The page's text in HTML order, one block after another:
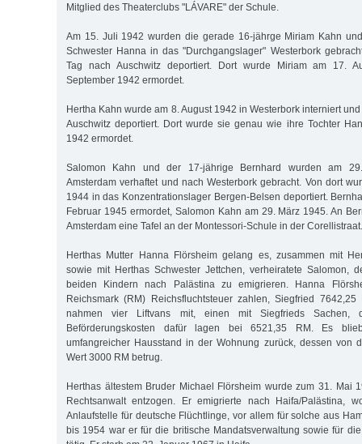
Mitglied des Theaterclubs "LÁVARE" der Schule.
Am 15. Juli 1942 wurden die gerade 16-jährge Miriam Kahn
Schwester Hanna in das "Durchgangslager" Westerbork
Tag nach Auschwitz deportiert. Dort wurde Miriam am 17.
September 1942 ermordet.
Hertha Kahn wurde am 8. August 1942 in Westerbork interniert
Auschwitz deportiert. Dort wurde sie genau wie ihre Tochter
1942 ermordet.
Salomon Kahn und der 17-jährige Bernhard wurden am
Amsterdam verhaftet und nach Westerbork gebracht. Von dort
1944 in das Konzentrationslager Bergen-Belsen deportiert.
Februar 1945 ermordet, Salomon Kahn am 29. März 1945. An
Amsterdam eine Tafel an der Montessori-Schule in der Corellistraat.
Herthas Mutter Hanna Flörsheim gelang es, zusammen mit
sowie mit Herthas Schwester Jettchen, verheiratete Salomon,
beiden Kindern nach Palästina zu emigrieren. Hanna
Reichsmark (RM) Reichsfluchtsteuer zahlen, Siegfried
nahmen vier Liftvans mit, einen mit Siegfrieds Sachen,
Beförderungskosten dafür lagen bei 6521,35 RM. Es
umfangreicher Hausstand in der Wohnung zurück, dessen von
Wert 3000 RM betrug.
Herthas ältestem Bruder Michael Flörsheim wurde zum 31. Mai
Rechtsanwalt entzogen. Er emigrierte nach Haifa/Palästina,
Anlaufstelle für deutsche Flüchtlinge, vor allem für solche aus
bis 1954 war er für die britische Mandatsverwaltung sowie für